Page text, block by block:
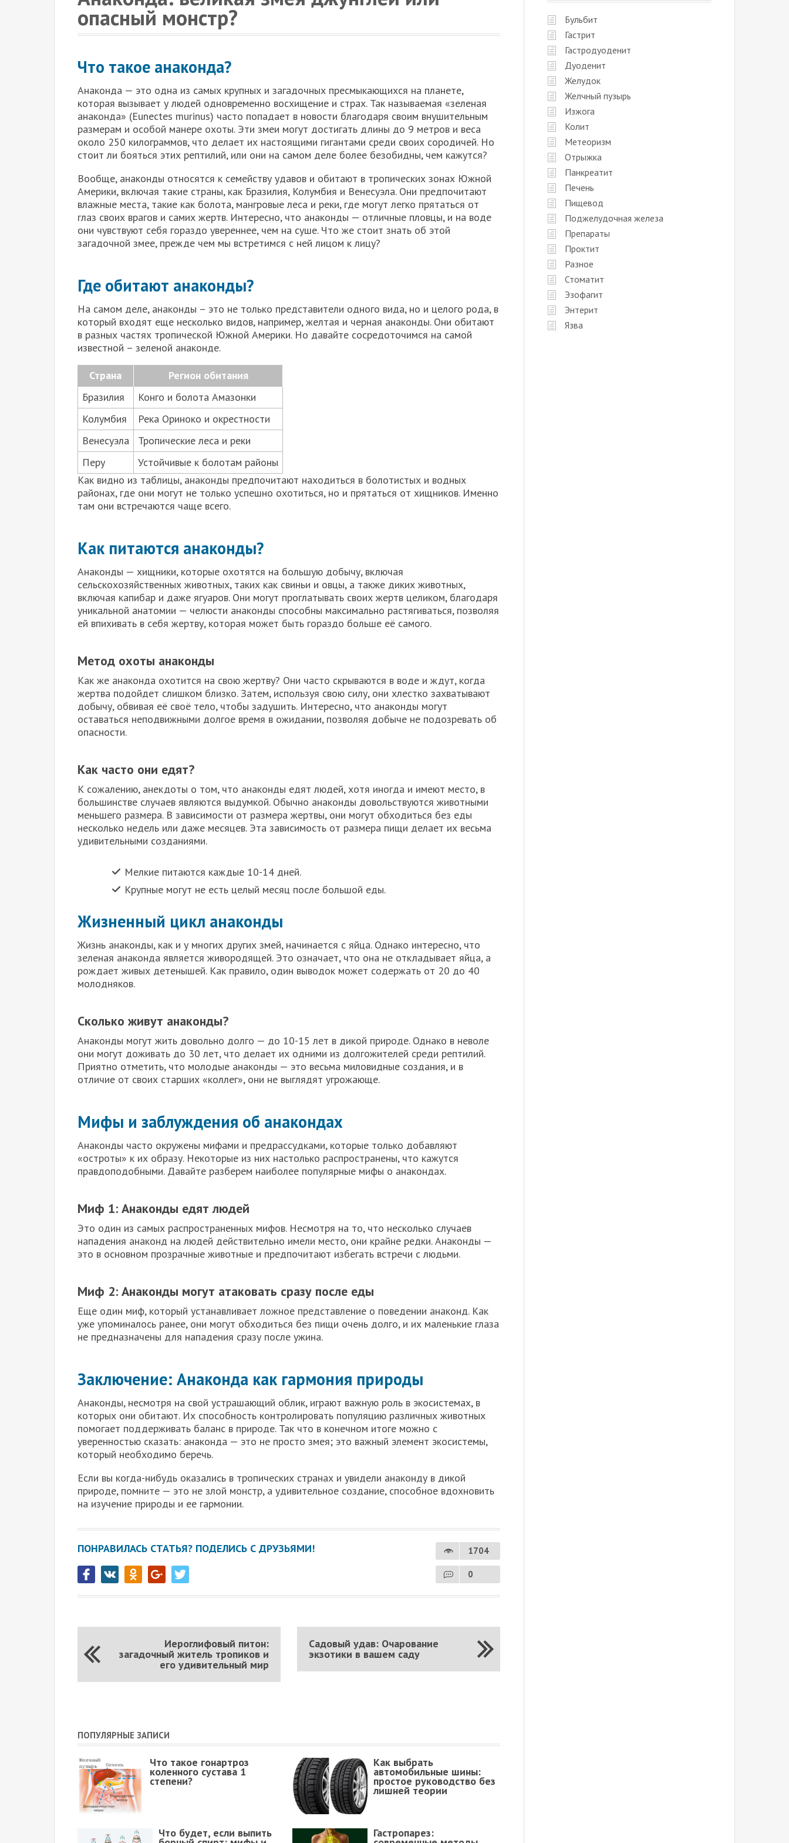
опасный монстр?
Что такое анаконда?
Анаконда — это одна из самых крупных и загадочных пресмыкающихся на планете,
которая вызывает у людей одновременно восхищение и страх. Так называемая «зеленая
анаконда» (Eunectes murinus) часто попадает в новости благодаря своим внушительным
размерам и особой манере охоты. Эти змеи могут достигать длины до 9 метров и веса
около 250 килограммов, что делает их настоящими гигантами среди своих сородичей. Но
стоит ли бояться этих рептилий, или они на самом деле более безобидны, чем кажутся?
Вообще, анаконды относятся к семейству удавов и обитают в тропических зонах Южной
Америки, включая такие страны, как Бразилия, Колумбия и Венесуэла. Они предпочитают
влажные места, такие как болота, мангровые леса и реки, где могут легко прятаться от
глаз своих врагов и самих жертв. Интересно, что анаконды — отличные пловцы, и на воде
они чувствуют себя гораздо увереннее, чем на суше. Что же стоит знать об этой
загадочной змее, прежде чем мы встретимся с ней лицом к лицу?
Где обитают анаконды?
На самом деле, анаконды – это не только представители одного вида, но и целого рода, в
который входят еще несколько видов, например, желтая и черная анаконды. Они обитают
в разных частях тропической Южной Америки. Но давайте сосредоточимся на самой
известной – зеленой анаконде.
Страна
Регион обитания
Бразилия
Конго и болота Амазонки
Колумбия
Река Ориноко и окрестности
Венесуэла
Тропические леса и реки
Перу
Устойчивые к болотам районы
Как видно из таблицы, анаконды предпочитают находиться в болотистых и водных
районах, где они могут не только успешно охотиться, но и прятаться от хищников. Именно
там они встречаются чаще всего.
Как питаются анаконды?
Анаконды — хищники, которые охотятся на большую добычу, включая
сельскохозяйственных животных, таких как свиньи и овцы, а также диких животных,
включая капибар и даже ягуаров. Они могут проглатывать своих жертв целиком, благодаря
уникальной анатомии — челюсти анаконды способны максимально растягиваться, позволяя
ей впихивать в себя жертву, которая может быть гораздо больше её самого.
Метод охоты анаконды
Как же анаконда охотится на свою жертву? Они часто скрываются в воде и ждут, когда
жертва подойдет слишком близко. Затем, используя свою силу, они хлестко захватывают
добычу, обвивая её своё тело, чтобы задушить. Интересно, что анаконды могут
оставаться неподвижными долгое время в ожидании, позволяя добыче не подозревать об
опасности.
Как часто они едят?
К сожалению, анекдоты о том, что анаконды едят людей, хотя иногда и имеют место, в
большинстве случаев являются выдумкой. Обычно анаконды довольствуются животными
меньшего размера. В зависимости от размера жертвы, они могут обходиться без еды
несколько недель или даже месяцев. Эта зависимость от размера пищи делает их весьма
удивительными созданиями.
Мелкие питаются каждые 10-14 дней.
Крупные могут не есть целый месяц после большой еды.
Жизненный цикл анаконды
Жизнь анаконды, как и у многих других змей, начинается с яйца. Однако интересно, что
зеленая анаконда является живородящей. Это означает, что она не откладывает яйца, а
рождает живых детенышей. Как правило, один выводок может содержать от 20 до 40
молодняков.
Сколько живут анаконды?
Анаконды могут жить довольно долго — до 10-15 лет в дикой природе. Однако в неволе
они могут доживать до 30 лет, что делает их одними из долгожителей среди рептилий.
Приятно отметить, что молодые анаконды — это весьма миловидные создания, и в
отличие от своих старших «коллег», они не выглядят угрожающе.
Мифы и заблуждения об анакондах
Анаконды часто окружены мифами и предрассудками, которые только добавляют
«остроты» к их образу. Некоторые из них настолько распространены, что кажутся
правдоподобными. Давайте разберем наиболее популярные мифы о анакондах.
Миф 1: Анаконды едят людей
Это один из самых распространенных мифов. Несмотря на то, что несколько случаев
нападения анаконд на людей действительно имели место, они крайне редки. Анаконды —
это в основном прозрачные животные и предпочитают избегать встречи с людьми.
Миф 2: Анаконды могут атаковать сразу после еды
Еще один миф, который устанавливает ложное представление о поведении анаконд. Как
уже упоминалось ранее, они могут обходиться без пищи очень долго, и их маленькие глаза
не предназначены для нападения сразу после ужина.
Заключение: Анаконда как гармония природы
Анаконды, несмотря на свой устрашающий облик, играют важную роль в экосистемах, в
которых они обитают. Их способность контролировать популяцию различных животных
помогает поддерживать баланс в природе. Так что в конечном итоге можно с
уверенностью сказать: анаконда — это не просто змея; это важный элемент экосистемы,
который необходимо беречь.
Если вы когда-нибудь оказались в тропических странах и увидели анаконду в дикой
природе, помните — это не злой монстр, а удивительное создание, способное вдохновить
на изучение природы и ее гармонии.
ПОНРАВИЛАСЬ СТАТЬЯ? ПОДЕЛИСЬ С ДРУЗЬЯМИ! 1704
0
Садовый удав: Очарование
экзотики в вашем саду
Иероглифовый питон:
загадочный житель тропиков и
его удивительный мир
ПОПУЛЯРНЫЕ ЗАПИСИ
Что такое гонартроз
коленного сустава 1
степени?
Как выбрать
автомобильные шины:
простое руководство без
лишней теории
Что будет, если выпить Гастропарез:
Бульбит
Гастрит
Гастродуоденит
Дуоденит
Желудок
Желчный пузырь
Изжога
Колит
Метеоризм
Отрыжка
Панкреатит
Печень
Пищевод
Поджелудочная железа
Препараты
Проктит
Разное
Стоматит
Эзофагит
Энтерит
Язва